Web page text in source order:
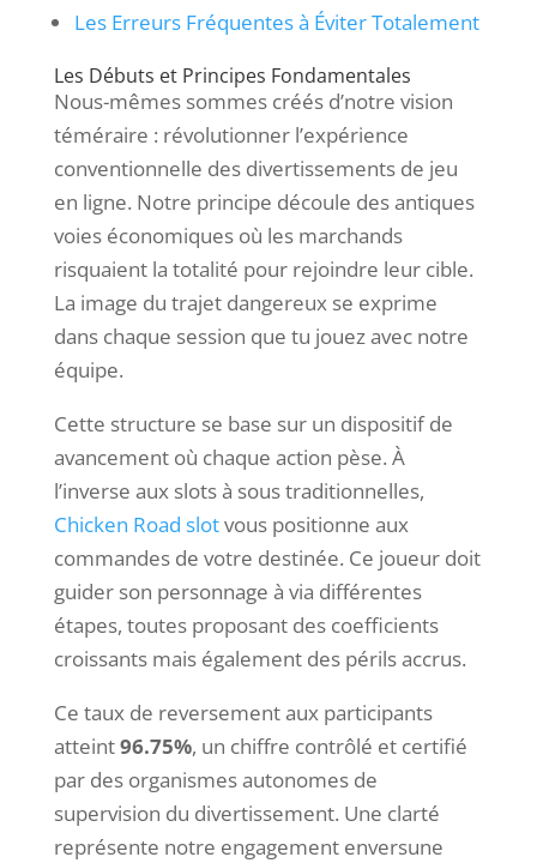
Les Erreurs Fréquentes à Éviter Totalement
Les Débuts et Principes Fondamentales
Nous-mêmes sommes créés d’notre vision
téméraire : révolutionner l’expérience
conventionnelle des divertissements de jeu
en ligne. Notre principe découle des antiques
voies économiques où les marchands
risquaient la totalité pour rejoindre leur cible.
La image du trajet dangereux se exprime
dans chaque session que tu jouez avec notre
équipe.
Cette structure se base sur un dispositif de
avancement où chaque action pèse. À
l’inverse aux slots à sous traditionnelles,
Chicken Road slotvous positionne aux
commandes de votre destinée. Ce joueur doit
guider son personnage à via différentes
étapes, toutes proposant des coefficients
croissants mais également des périls accrus.
Ce taux de reversement aux participants
atteint96.75%, un chiffre contrôlé et certifié
par des organismes autonomes de
supervision du divertissement. Une clarté
représente notre engagement enversune